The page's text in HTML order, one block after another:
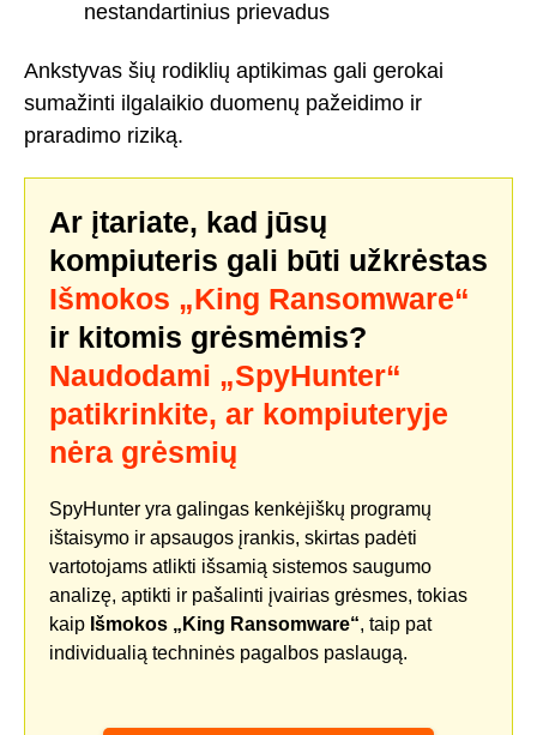
nestandartinius prievadus
Ankstyvas šių rodiklių aptikimas gali gerokai
sumažinti ilgalaikio duomenų pažeidimo ir
praradimo riziką.
Ar įtariate, kad jūsų
kompiuteris gali būti užkrėstas
Išmokos „King Ransomware“
ir kitomis grėsmėmis?
Naudodami „SpyHunter“
patikrinkite, ar kompiuteryje
nėra grėsmių
SpyHunter yra galingas kenkėjiškų programų
ištaisymo ir apsaugos įrankis, skirtas padėti
vartotojams atlikti išsamią sistemos saugumo
analizę, aptikti ir pašalinti įvairias grėsmes, tokias
kaip Išmokos „King Ransomware“, taip pat
individualią techninės pagalbos paslaugą.